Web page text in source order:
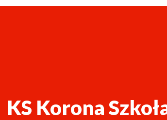
KS Korona